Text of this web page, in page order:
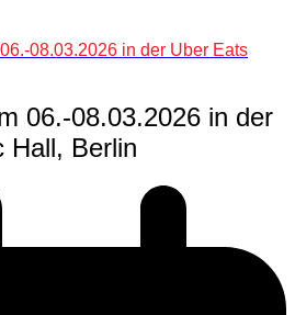
08.03.2026 in der Uber Eats
06.-08.03.2026 in der
Hall, Berlin